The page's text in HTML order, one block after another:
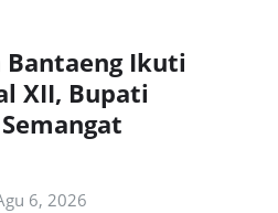
Bantaeng Ikuti
XII, Bupati
6, 2026